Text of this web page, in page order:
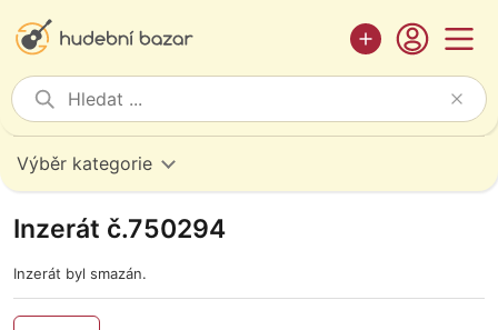
Výběr kategorie
Inzerát č.750294
Inzerát byl smazán.